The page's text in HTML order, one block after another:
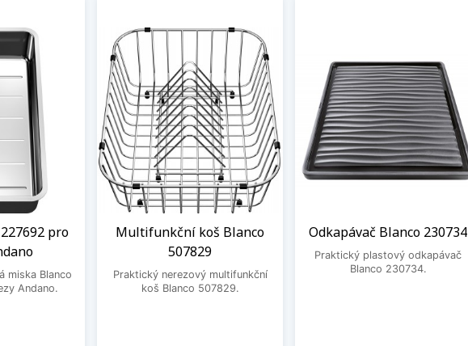
pro
miska Blanco
Andano.
Multifunkční koš Blanco
507829
Praktický nerezový multifunkční
koš Blanco 507829.
Odkapávač Blanco 230734
Praktický plastový odkapávač
Blanco 230734.